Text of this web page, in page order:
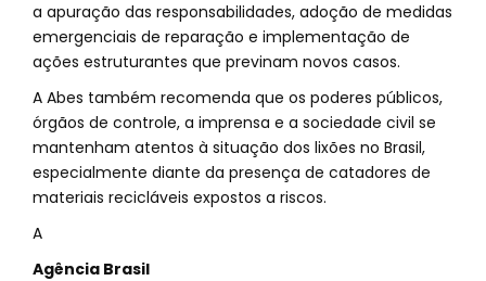
a apuração das responsabilidades, adoção de medidas
emergenciais de reparação e implementação de
ações estruturantes que previnam novos casos.
A Abes também recomenda que os poderes públicos,
órgãos de controle, a imprensa e a sociedade civil se
mantenham atentos à situação dos lixões no Brasil,
especialmente diante da presença de catadores de
materiais recicláveis expostos a riscos.
A
Agência Brasil